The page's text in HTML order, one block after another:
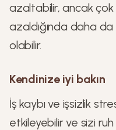
azaltabilir, ancak
azaldığında daha
olabilir.
Kendinize iyi bakın
İş kaybı ve işsizlik
etkileyebilir ve sizi ruh